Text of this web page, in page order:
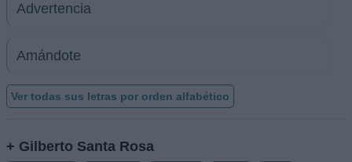
Advertencia
Amándote
Ver todas sus letras por orden alfabético
+ Gilberto Santa Rosa